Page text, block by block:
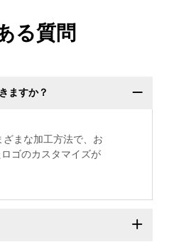
る質問
ますか？
まな加工方法で、お
ゴのカスタマイズが